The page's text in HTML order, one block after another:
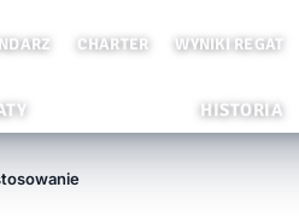
CHARTER WYNIKI REGAT
HISTORIA